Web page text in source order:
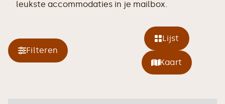
leukste accommodaties in je mailbox.
Filteren
Lijst
Kaart